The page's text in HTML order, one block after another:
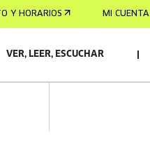
Y HORARIOS MI CUENTA
VER, LEER, ESCUCHAR